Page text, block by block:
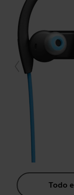
Todo